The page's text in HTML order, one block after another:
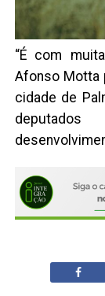
“É com
Afonso Motta
cidade de